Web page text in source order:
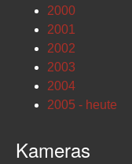
2000
2001
2002
2003
2004
2005 - heute
Kameras